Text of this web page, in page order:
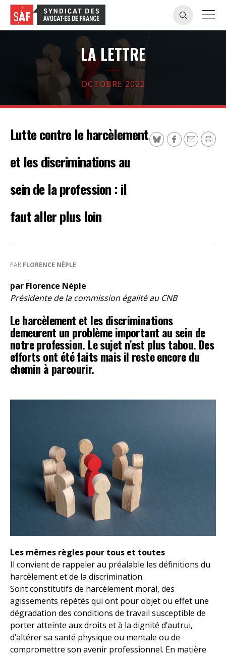
LA LETTRE
OCTOBRE 2022
Lutte contre le harcèlement
et les discriminations au
sein de la profession : il
faut aller plus loin
PAR FLORENCE NÈPLE
par Florence Nèple
Présidente de la commission égalité au CNB
Le harcèlement et les discriminations
demeurent un problème important au sein de
notre profession. Le sujet n’est plus tabou. Des
efforts ont été faits mais il reste encore du
chemin à parcourir.
Les mêmes règles pour tous et toutes
Il convient de rappeler au préalable les définitions du
harcèlement et de la discrimination.
Sont constitutifs de harcèlement moral, des
agissements répétés qui ont pour objet ou effet une
dégradation des conditions de travail susceptible de
porter atteinte aux droits et à la dignité d’autrui,
d’altérer sa santé physique ou mentale ou de
compromettre son avenir professionnel. En matière